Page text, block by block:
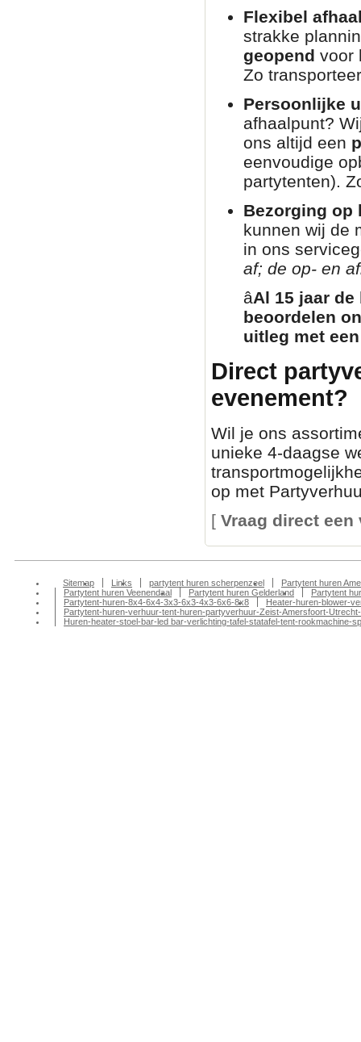
Flexibel
strakke
geopend voor
Zo
Persoonlijke
afhaalpunt?
ons altijd een
eenvoudige
partytenten).
Bezorging op
kunnen wij de
in ons
af; de op- en
â­Al 15 jaar
beoordelen
uitleg met
Direct
evenement?
Wil je ons
unieke 4-daagse
op met
[ Vraag direct
Sitemap Links partytent huren scherpenzeel
Partytent huren
Partytent huren Veenendaal
Partytent huren Gelderland
Partytent
Partytent-huren-8x4-6x4-3x3-6x3-4x3-6x6-8x8
Heater-huren-blower-
Partytent-huren-verhuur-tent-huren-partyverhuur-Zeist-Amersfoort-
Huren-heater-stoel-bar-led bar-verlichting-tafel-statafel-tent-